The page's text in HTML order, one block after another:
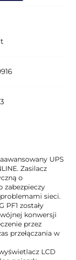
UPS
Zasilacz
o
zabezpieczy
sieci.
PF1 zostały
konwersji
przez
przełączania w
LCD